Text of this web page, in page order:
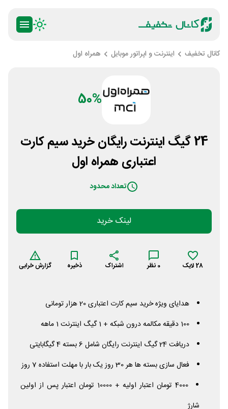
کانال تخفیف اینترنت و اپراتور موبایل همراه اول
50%
24 گیگ اینترنت رایگان خرید سیم کارت
اعتباری همراه اول
تعداد محدود
لینک خرید
28لایک 0 نظر اشتراک ذخیره گزارش خرابی
هدایای ویژه خرید سیم کارت اعتباری 20 هزار تومانی
100 دقیقه مکالمه درون شبکه + 1 گیگ اینترنت 1 ماهه
دریافت 24 گیگ اینترنت رایگان شامل 6 بسته 4 گیگابایتی
فعال سازی بسته ها هر 30 روز یک بار با مهلت استفاده 7 روز
4000 تومان اعتبار اولیه + 10000 تومان اعتبار پس از اولین
شارژ